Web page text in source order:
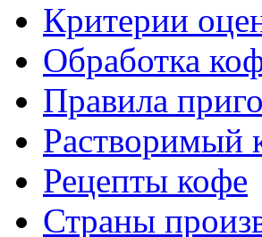
Критерии
Обработка
Правила
Растворимый
Рецепты кофе
Страны